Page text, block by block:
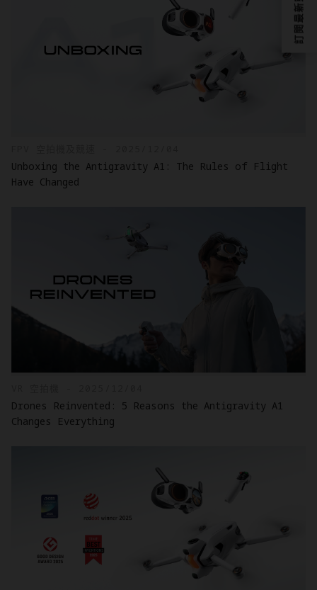
Unboxing the Antigravity A1: The Rules of Flight
Have Changed
Drones Reinvented: 5 Reasons the Antigravity A1
Changes Everything